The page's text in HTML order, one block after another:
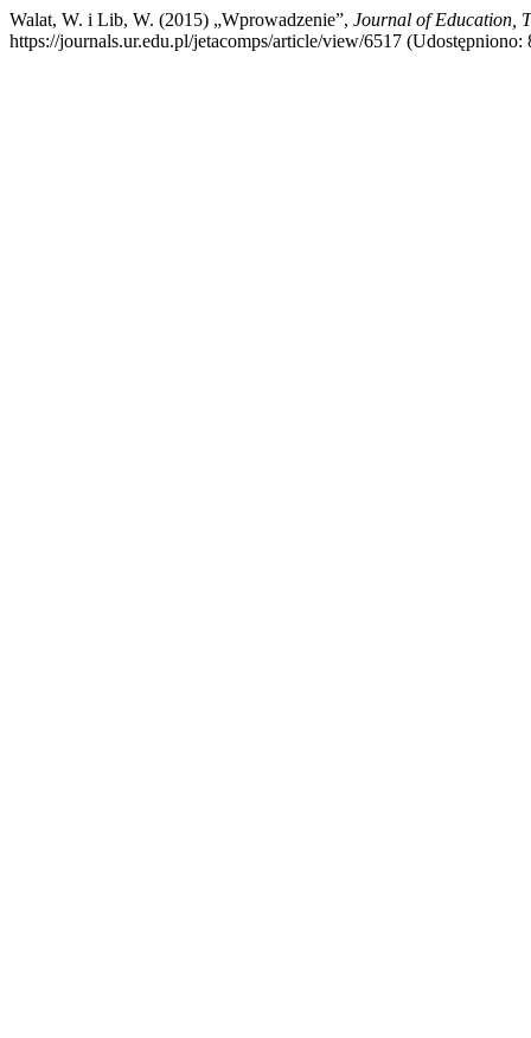
Walat, W. i Lib, W. (2015) „Wprowadzenie”, Journal of Education,
https://journals.ur.edu.pl/jetacomps/article/view/6517 (Udostępniono: